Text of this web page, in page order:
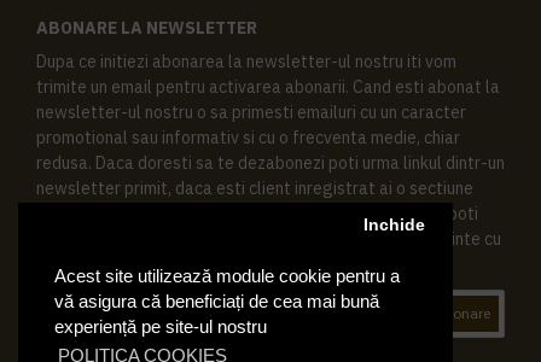
Acest site utilizează module cookie pentru a
vă asigura că beneficiați de cea mai bună
experiență pe site-ul nostru
POLITICA COOKIES
Inchide
ABONARE LA NEWSLETTER
Dupa ce initiezi abonarea la newsletter-ul nostru iti vom
trimite un email pentru activarea abonarii. Cand esti abonat la
newsletter-ul nostru o sa primesti emailuri cu un caracter
promotional sau informativ si cu o frecventa medie, chiar
redusa. Daca doresti sa te dezabonezi poti urma linkul dintr-un
newsletter primit, daca esti client inregistrat ai o sectiune
speciala in contul tau in acest scop, si de asemenea ne poti
contacta oricand pe email pentru orice intrebari sau cerinte cu
Abonare